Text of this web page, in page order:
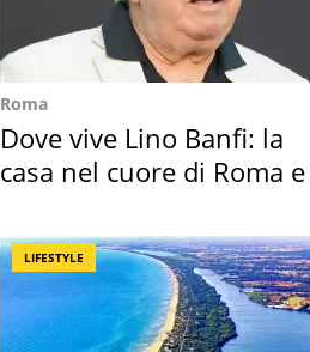
Roma
Dove vive Lino Banfi: la
casa nel cuore di Roma
LIFESTYLE